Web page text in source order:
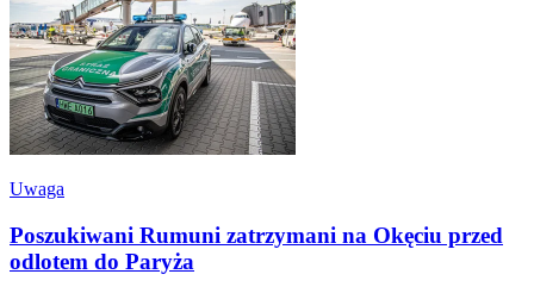
Uwaga
Poszukiwani Rumuni zatrzymani na Okęciu przed
odlotem do Paryża